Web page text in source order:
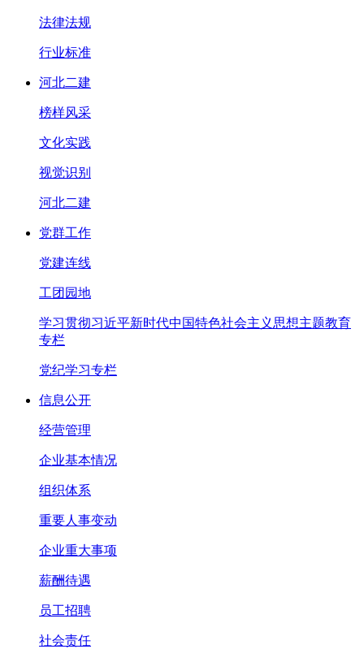
法律法规
行业标准
河北二建
榜样风采
文化实践
视觉识别
河北二建
党群工作
党建连线
工团园地
学习贯彻习近平新时代中国特色社会主义思想主题教育
专栏
党纪学习专栏
信息公开
经营管理
企业基本情况
组织体系
重要人事变动
企业重大事项
薪酬待遇
员工招聘
社会责任